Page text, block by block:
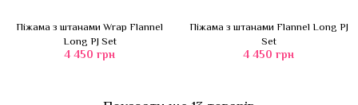
Піжама з штанами Wrap Flannel
Long PJ Set
4 450 грн
Піжама з штанами Flannel Long PJ
Set
4 450 грн